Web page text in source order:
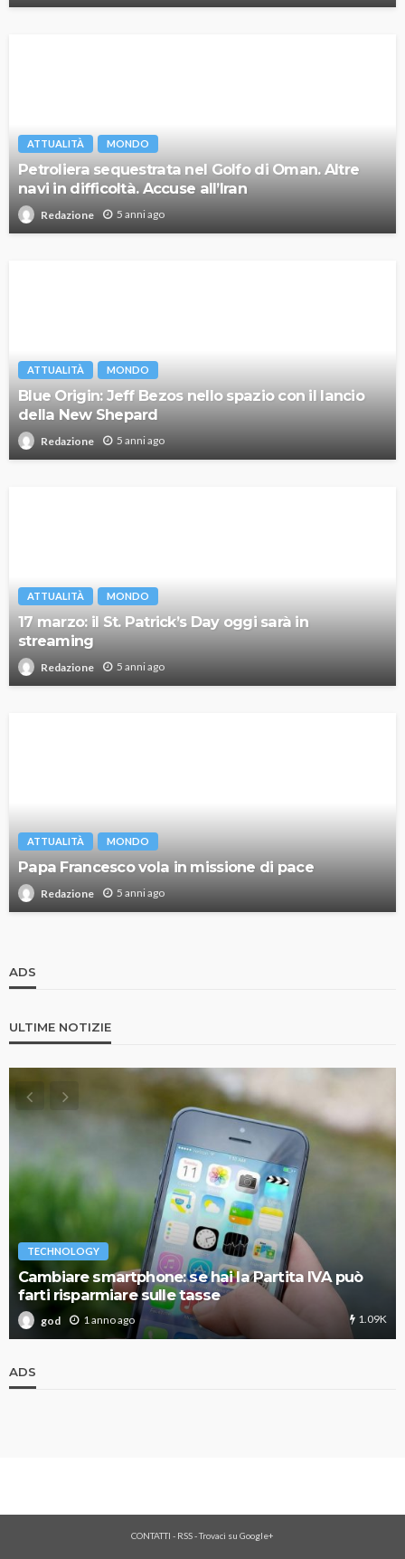
ATTUALITÀ MONDO
Petroliera sequestrata nel Golfo di Oman. Altre
navi in difficoltà. Accuse all’Iran
Redazione 5 anni ago
ATTUALITÀ MONDO
Blue Origin: Jeff Bezos nello spazio con il lancio
della New Shepard
Redazione 5 anni ago
ATTUALITÀ MONDO
17 marzo: il St. Patrick’s Day oggi sarà in
streaming
Redazione 5 anni ago
ATTUALITÀ MONDO
Papa Francesco vola in missione di pace
Redazione 5 anni ago
ADS
ULTIME NOTIZIE
TECHNOLOGY
Cambiare smartphone: se hai la Partita IVA può
farti risparmiare sulle tasse
god 1 anno ago 1.09K
ADS
CONTATTI - RSS-Trovaci su Google+